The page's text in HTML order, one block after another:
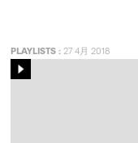
PLAYLISTS : 27 4月 2018